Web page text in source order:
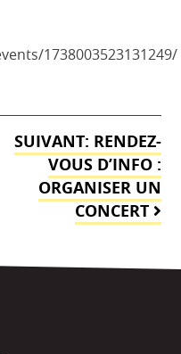
1738003523131249/
SUIVANT: RENDEZ-
VOUS D’INFO :
ORGANISER UN
CONCERT